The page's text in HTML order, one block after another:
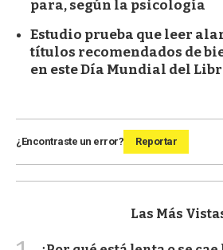
para, según la psicología
Estudio prueba que leer
títulos recomendados de
en este Día Mundial del
¿Encontraste un error? Reportar
Las Más